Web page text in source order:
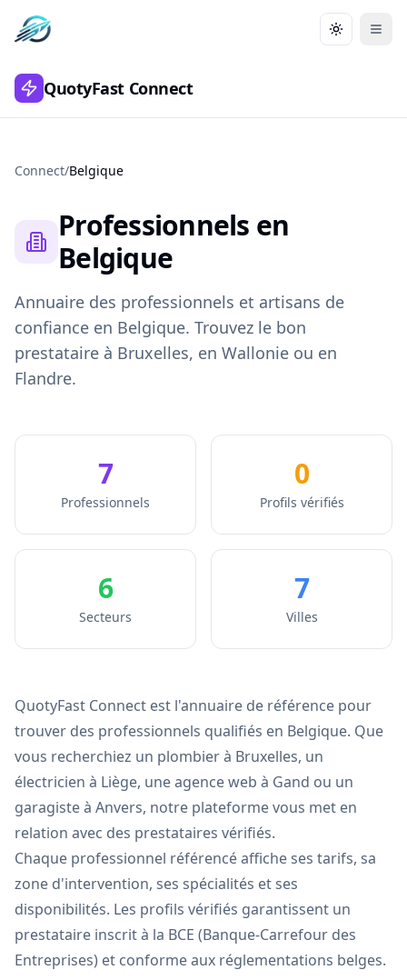
Changer
QuotyFast Connect
Connect/Belgique
Professionnels en
Belgique
Annuaire des professionnels et artisans de
confiance en Belgique. Trouvez le bon
prestataire à Bruxelles, en Wallonie ou en
Flandre.
7
Professionnels
0
Profils vérifiés
6
Secteurs
7
Villes
QuotyFast Connect est l'annuaire de référence pour
trouver des professionnels qualifiés en Belgique. Que
vous recherchiez un plombier à Bruxelles, un
électricien à Liège, une agence web à Gand ou un
garagiste à Anvers, notre plateforme vous met en
relation avec des prestataires vérifiés.
Chaque professionnel référencé affiche ses tarifs, sa
zone d'intervention, ses spécialités et ses
disponibilités. Les profils vérifiés garantissent un
prestataire inscrit à la BCE (Banque-Carrefour des
Entreprises) et conforme aux réglementations belges.